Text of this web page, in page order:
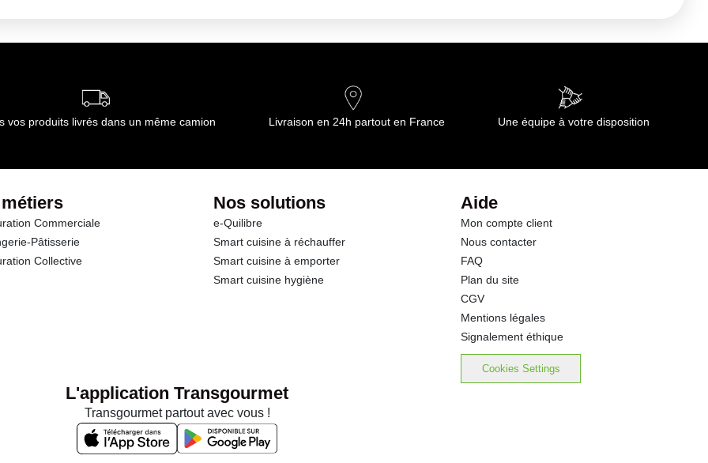
194 kj
0.01 g
vos produits livrés dans un même camion Livraison en 24h partout en France Une équipe à votre disposition
Commerciale
Pâtisserie
Collective
Nos solutions
e-Quilibre
Smart cuisine à réchauffer
Smart cuisine à emporter
Smart cuisine hygiène
Aide
Mon compte client
Nous contacter
FAQ
Plan du site
CGV
Mentions légales
Signalement éthique
Cookies Settings
L'application Transgourmet
Transgourmet partout avec vous !